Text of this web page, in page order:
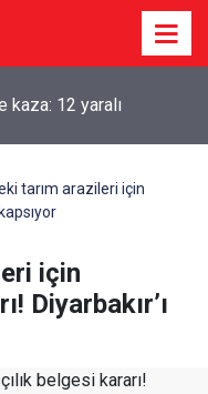
kaza: 12 yaralı
tarım arazileri için
için
Diyarbakır’ı